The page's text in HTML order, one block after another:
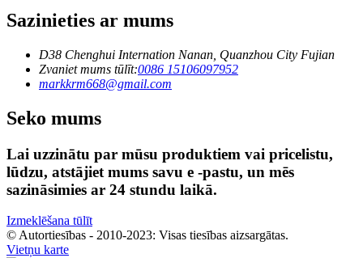
Sazinieties ar mums
D38 Chenghui Internation Nanan, Quanzhou City Fujian
Zvaniet mums tūlīt:0086 15106097952
markkrm668@gmail.com
Seko mums
Lai uzzinātu par mūsu produktiem vai pricelistu,
lūdzu, atstājiet mums savu e -pastu, un mēs
sazināsimies ar 24 stundu laikā.
Izmeklēšana tūlīt
© Autortiesības - 2010-2023: Visas tiesības aizsargātas.
Vietņu karte